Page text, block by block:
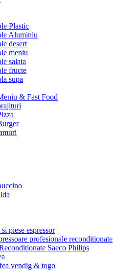
Plastic
Aluminiu
desert
meniu
salata
fructe
supa
& Fast Food
piese espressor
profesionale reconditionate
Saeco Philips
vendig & togo